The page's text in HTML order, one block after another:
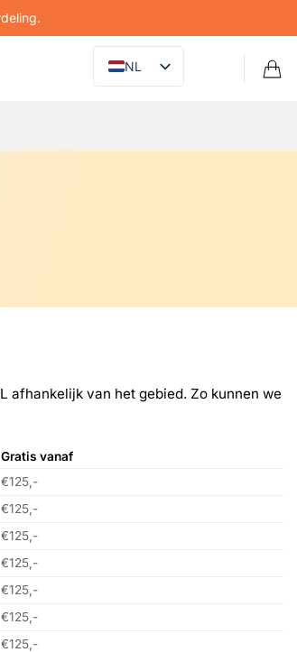
NL
afhankelijk van het gebied. Zo kunnen we
Gratis vanaf
€125,-
€125,-
€125,-
€125,-
€125,-
€125,-
€125,-